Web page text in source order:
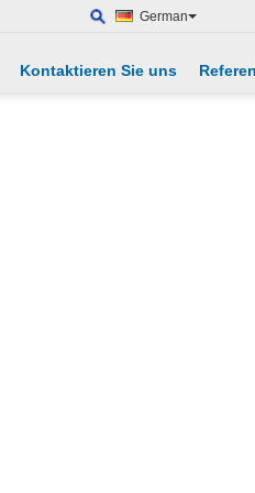
German
Kontaktieren Sie uns